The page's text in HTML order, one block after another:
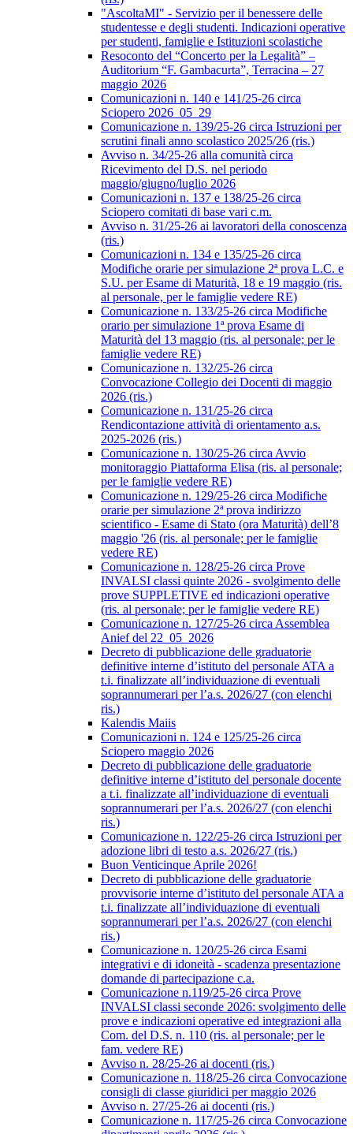
"AscoltaMI" - Servizio per il benessere delle
studentesse e degli studenti. Indicazioni operative
per studenti, famiglie e Istituzioni scolastiche
Resoconto del “Concerto per la Legalità” –
Auditorium “F. Gambacurta”, Terracina – 27
maggio 2026
Comunicazioni n. 140 e 141/25-26 circa
Sciopero 2026_05_29
Comunicazione n. 139/25-26 circa Istruzioni per
scrutini finali anno scolastico 2025/26 (ris.)
Avviso n. 34/25-26 alla comunità circa
Ricevimento del D.S. nel periodo
maggio/giugno/luglio 2026
Comunicazioni n. 137 e 138/25-26 circa
Sciopero comitati di base vari c.m.
Avviso n. 31/25-26 ai lavoratori della conoscenza
(ris.)
Comunicazioni n. 134 e 135/25-26 circa
Modifiche orarie per simulazione 2ª prova L.C. e
S.U. per Esame di Maturità, 18 e 19 maggio (ris.
al personale, per le famiglie vedere RE)
Comunicazione n. 133/25-26 circa Modifiche
orario per simulazione 1ª prova Esame di
Maturità del 13 maggio (ris. al personale; per le
famiglie vedere RE)
Comunicazione n. 132/25-26 circa
Convocazione Collegio dei Docenti di maggio
2026 (ris.)
Comunicazione n. 131/25-26 circa
Rendicontazione attività di orientamento a.s.
2025-2026 (ris.)
Comunicazione n. 130/25-26 circa Avvio
monitoraggio Piattaforma Elisa (ris. al personale;
per le famiglie vedere RE)
Comunicazione n. 129/25-26 circa Modifiche
orarie per simulazione 2ª prova indirizzo
scientifico - Esame di Stato (ora Maturità) dell’8
maggio '26 (ris. al personale; per le famiglie
vedere RE)
Comunicazione n. 128/25-26 circa Prove
INVALSI classi quinte 2026 - svolgimento delle
prove SUPPLETIVE ed indicazioni operative
(ris. al personale; per le famiglie vedere RE)
Comunicazione n. 127/25-26 circa Assemblea
Anief del 22_05_2026
Decreto di pubblicazione delle graduatorie
definitive interne d’istituto del personale ATA a
t.i. finalizzate all’individuazione di eventuali
soprannumerari per l’a.s. 2026/27 (con elenchi
ris.)
Kalendis Maiis
Comunicazioni n. 124 e 125/25-26 circa
Sciopero maggio 2026
Decreto di pubblicazione delle graduatorie
definitive interne d’istituto del personale docente
a t.i. finalizzate all’individuazione di eventuali
soprannumerari per l’a.s. 2026/27 (con elenchi
ris.)
Comunicazione n. 122/25-26 circa Istruzioni per
adozione libri di testo a.s. 2026/27 (ris.)
Buon Venticinque Aprile 2026!
Decreto di pubblicazione delle graduatorie
provvisorie interne d’istituto del personale ATA a
t.i. finalizzate all’individuazione di eventuali
soprannumerari per l’a.s. 2026/27 (con elenchi
ris.)
Comunicazione n. 120/25-26 circa Esami
integrativi e di idoneità - scadenza presentazione
domande di partecipazione c.a.
Comunicazione n.119/25-26 circa Prove
INVALSI classi seconde 2026: svolgimento delle
prove e indicazioni operative ed integrazioni alla
Com. del D.S. n. 110 (ris. al personale; per le
fam. vedere RE)
Avviso n. 28/25-26 ai docenti (ris.)
Comunicazione n. 118/25-26 circa Convocazione
consigli di classe giuridici per maggio 2026
Avviso n. 27/25-26 ai docenti (ris.)
Comunicazione n. 117/25-26 circa Convocazione